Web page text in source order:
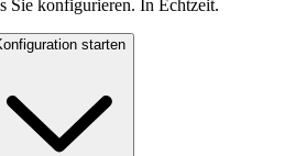
Sie konfigurieren. In Echtzeit.
starten